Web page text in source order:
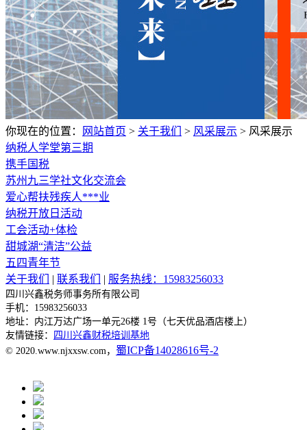
你现在的位置： 网站首页 > 关于我们 > 风采展示 > 风采展示
纳税人学堂第三期
携手国税
苏州九三学社文化交流会
爱心帮扶残疾人***业
纳税开放日活动
工会活动+体检
甜城湖“清洁”公益
五四青年节
关于我们
| 联系我们 | 服务热线：15983256033
四川兴鑫税务师事务所有限公司
手机：15983256033
地址： 内江万达广场一单元26楼 1号（七天优品酒店楼上）
友情链接：
四川兴鑫财税培训基地
© 2020.www.njxxsw.com， 蜀ICP备14028616号-2